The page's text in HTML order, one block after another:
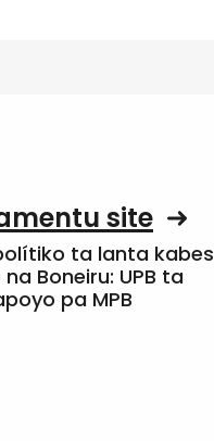
site
ta lanta kabes
Boneiru: UPB ta
pa MPB